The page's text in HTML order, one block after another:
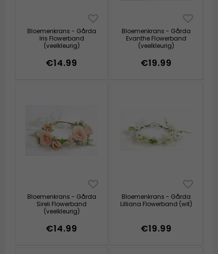
Bloemenkrans - Gårda
Iris Flowerband
(veelkleurig)
€14.99
Bloemenkrans - Gårda
Evanthe Flowerband
(veelkleurig)
€19.99
Bloemenkrans - Gårda
Sireli Flowerband
(veelkleurig)
€14.99
Bloemenkrans - Gårda
Lilliana Flowerband (wit)
€19.99